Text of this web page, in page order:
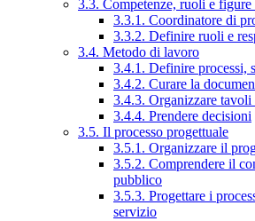
3.3. Competenze, ruoli e
3.3.1. Coordinatore di
3.3.2. Definire ruoli e
3.4. Metodo di lavoro
3.4.1. Definire processi,
3.4.2. Curare la
3.4.3. Organizzare
3.4.4. Prendere decisioni
3.5. Il processo progettuale
3.5.1. Organizzare il
3.5.2. Comprendere il
pubblico
3.5.3. Progettare i
servizio